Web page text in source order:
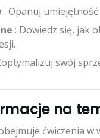
: Opanuj
: Dowiedz się, jak
swój
na
ćwiczenia w